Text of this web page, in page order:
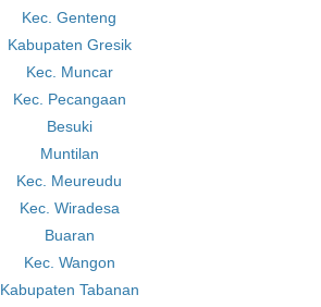
Kec. Genteng
Kabupaten Gresik
Kec. Muncar
Kec. Pecangaan
Besuki
Muntilan
Kec. Meureudu
Kec. Wiradesa
Buaran
Kec. Wangon
Kabupaten Tabanan